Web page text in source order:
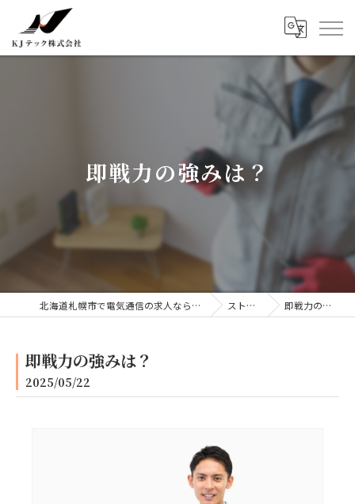
即戦力の強みは？
北海道札幌市で電気通信の求人ならKJテック株式会社 ストーリー 即戦力の強みは？
即戦力の強みは？
2025/05/22